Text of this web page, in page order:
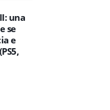
una
se
e